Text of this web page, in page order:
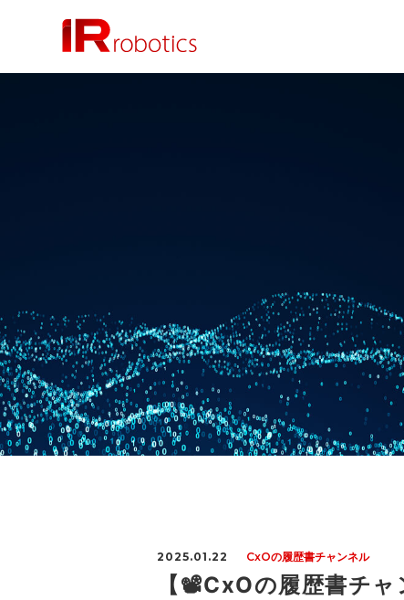
2025.01.22 CxOの履歴書チャンネル
【📽CxOの履歴書チ